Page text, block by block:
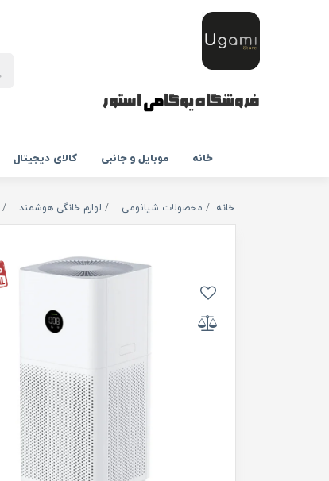
فروشگاه یوگامیاستور
خانه موبایل و جانبی کالای دیجیتال
خانه محصولات شیائومی لوازم خانگی هوشمند